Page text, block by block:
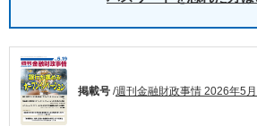
掲載号 /週刊金融財政事情 2026年5